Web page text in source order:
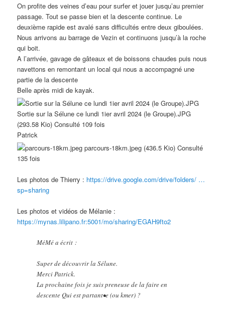
On profite des veines d’eau pour surfer et jouer jusqu’au premier
passage. Tout se passe bien et la descente continue. Le
deuxième rapide est avalé sans difficultés entre deux giboulées.
Nous arrivons au barrage de Vezin et continuons jusqu’à la roche
qui boit.
A l’arrivée, gavage de gâteaux et de boissons chaudes puis nous
navettons en remontant un local qui nous a accompagné une
partie de la descente
Belle après midi de kayak.
Sortie sur la Sélune ce lundi 1ier avril 2024 (le Groupe).JPG
(293.58 Kio) Consulté 109 fois
Patrick
parcours-18km.jpeg (436.5 Kio) Consulté
135 fois
Les photos de Thierry : https://drive.google.com/drive/folders/ …
sp=sharing
Les photos et vidéos de Mélanie :
https://mynas.lilipano.fr:5001/mo/sharing/EGAH9fto2
MéMé a écrit :
Super de découvrir la Sélune.
Merci Patrick.
La prochaine fois je suis preneuse de la faire en
descente Qui est partant•e (ou kmer) ?